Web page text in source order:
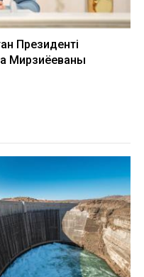
Президенті
Мирзиёеваны